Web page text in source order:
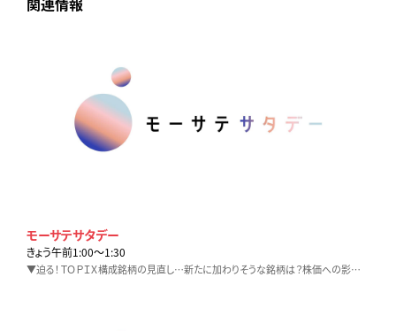
モーサテサタデー
きょう午前1:00〜1:30
▼迫る！ＴＯＰＩＸ構成銘柄の見直し…新たに加わりそうな銘柄は？株価への影響は？専門家に聞く▼どうなる利上げ？アメリカ雇用統計の結果分析！▼ウォール街の最新情報